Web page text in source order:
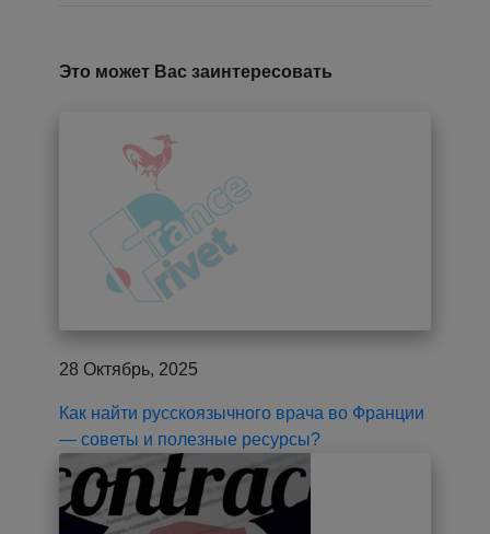
Это может Вас заинтересовать
28 Октябрь, 2025
Как найти русскоязычного врача во Франции
— советы и полезные ресурсы?